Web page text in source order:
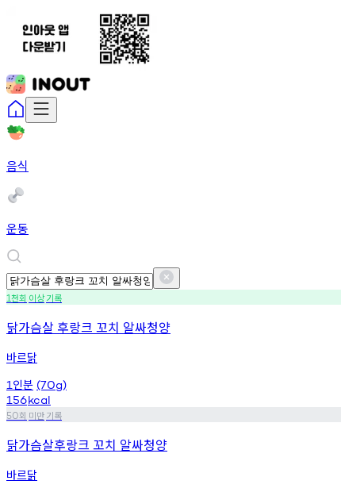
음식
운동
1천회 이상기록
닭가슴살 후랑크 꼬치 알싸청양
바르닭
1 인분 (70g)
156kcal
50회 미만기록
닭가슴살후랑크 꼬치 알싸청양
바르닭